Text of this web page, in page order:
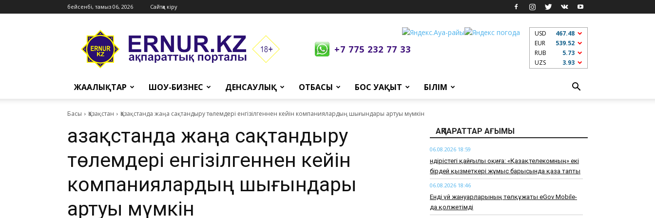
бейсенбі, тамыз 06, 2026 Сайтқа кіру
Ernur
Press
+7 775 232 77 33
USD
467.48
EUR
539.52
RUB
5.73
UZS
3.93
ЖАҢАЛЫҚТАР ШОУ-БИЗНЕС ДЕНСАУЛЫҚ ОТБАСЫ БОС УАҚЫТ БІЛІМ
Басы Қазақстан Қазақстанда жаңа сақтандыру төлемдері енгізілгеннен кейін компаниялардың шығындары артуы мүмкін
Қазақстанда жаңа сақтандыру
төлемдері енгізілгеннен кейін
компаниялардың шығындары
артуы мүмкін
АҚПАРАТТАР АҒЫМЫ
06.08.2026 18:59
Өндірістегі қайғылы оқиға: «Қазақтелекомның» екі
бірдей қызметкері жұмыс барысында қаза тапты
06.08.2026 18:46
Енді үй жануарларының төлқұжаты eGov Mobile-
да қолжетімді